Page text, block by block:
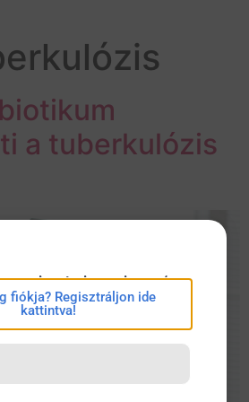
a tuberkulózis
bejelentkezés
fiókja? Regisztráljon ide
kattintva!